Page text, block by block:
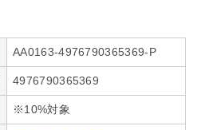
AA0163-4976790365369-P
4976790365369
※10%対象